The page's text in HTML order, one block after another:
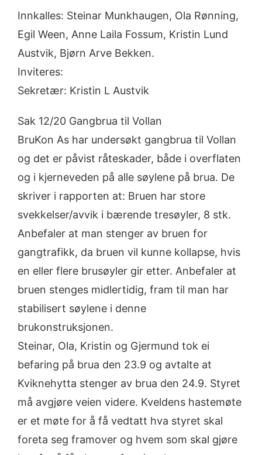
Innkalles: Steinar Munkhaugen, Ola Rønning,
Egil Ween, Anne Laila Fossum, Kristin Lund
Austvik, Bjørn Arve Bekken.
Inviteres:
Sekretær: Kristin L Austvik
Sak 12/20 Gangbrua til Vollan
BruKon As har undersøkt gangbrua til Vollan
og det er påvist råteskader, både i overflaten
og i kjerneveden på alle søylene på brua. De
skriver i rapporten at: Bruen har store
svekkelser/avvik i bærende tresøyler, 8 stk.
Anbefaler at man stenger av bruen for
gangtrafikk, da bruen vil kunne kollapse, hvis
en eller flere brusøyler gir etter. Anbefaler at
bruen stenges midlertidig, fram til man har
stabilisert søylene i denne
brukonstruksjonen.
Steinar, Ola, Kristin og Gjermund tok ei
befaring på brua den 23.9 og avtalte at
Kviknehytta stenger av brua den 24.9. Styret
må avgjøre veien videre. Kveldens hastemøte
er et møte for å få vedtatt hva styret skal
foreta seg framover og hvem som skal gjøre